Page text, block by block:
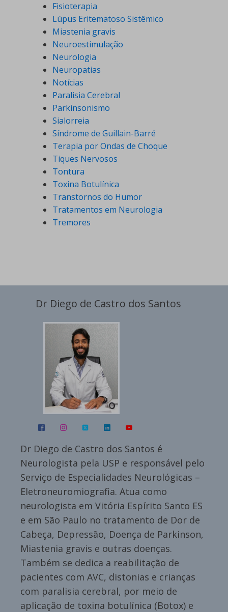
Fisioterapia
Lúpus Eritematoso Sistêmico
Miastenia gravis
Neuroestimulação
Neurologia
Neuropatias
Notícias
Paralisia Cerebral
Parkinsonismo
Sialorreia
Síndrome de Guillain-Barré
Terapia por Ondas de Choque
Tiques Nervosos
Tontura
Toxina Botulínica
Transtornos do Humor
Tratamentos em Neurologia
Tremores
Dr Diego de Castro dos Santos
Dr Diego de Castro dos Santos é
Neurologista pela USP e responsável pelo
Serviço de Especialidades Neurológicas –
Eletroneuromiografia. Atua como
neurologista em Vitória Espírito Santo ES
e em São Paulo no tratamento de Dor de
Cabeça, Depressão, Doença de Parkinson,
Miastenia gravis e outras doenças.
Também se dedica a reabilitação de
pacientes com AVC, distonias e crianças
com paralisia cerebral, por meio de
aplicação de toxina botulínica (Botox) e